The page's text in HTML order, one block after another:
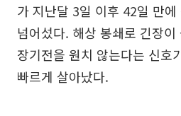
가 지난달 3일 이후 42일 만
넘어섰다. 해상 봉쇄로 긴장
장기전을 원치 않는다는 신호
빠르게 살아났다.